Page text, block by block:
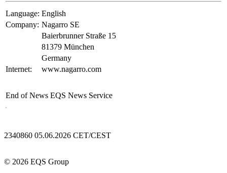
Language: English
Company: Nagarro SE
Baierbrunner Straße 15
81379 München
Germany
Internet:
www.nagarro.com
End of News EQS News Service
2340860 05.06.2026 CET/CEST
© 2026 EQS Group